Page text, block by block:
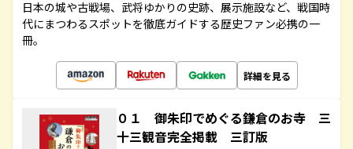
日本の城や古戦場、武将ゆかりの史跡、展示施設など、戦国時
代にまつわるスポットを徹底ガイドする歴史ファン必携の一
冊。
詳細を見る
０１ 御朱印でめぐる鎌倉のお寺 三
十三観音完全掲載 三訂版